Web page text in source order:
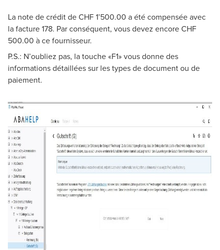
La note de crédit de CHF 1’500.00 a été compensée avec
la facture 178. Par conséquent, vous devez encore CHF
500.00 à ce fournisseur.
P.S.: N’oubliez pas, la touche «F1» vous donne des
informations détaillées sur les types de document ou de
paiement.